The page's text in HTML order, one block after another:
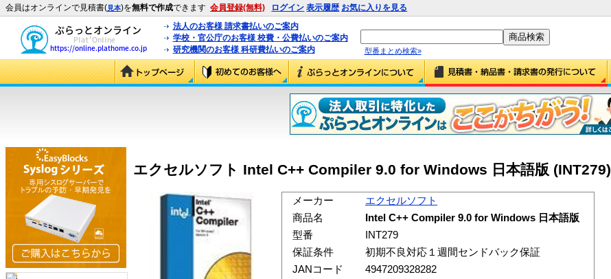
会員はオンラインで見積書(見本)を無料で作成できます 会員登録(無料) ログイン 表示履歴 お気に入りを見る
法人のお客様 請求書払いのご案内
学校・官公庁のお客様 校費・公費払いのご案内
研究機関のお客様 科研費払いのご案内
型番まとめ検索»
エクセルソフト Intel C++ Compiler 9.0 for Windows 日本語版 (INT279)
メーカー
エクセルソフト
商品名
Intel C++ Compiler 9.0 for Windows 日本語版
型番
INT279
保証条件
初期不良対応１週間センドバック保証
JANコード
4947209328282